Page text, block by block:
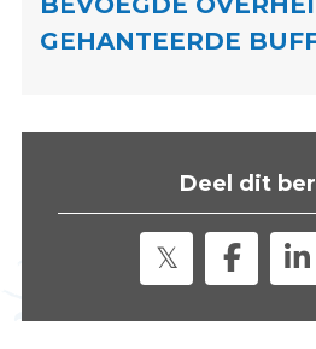
GEHANTEERDE
Deel dit